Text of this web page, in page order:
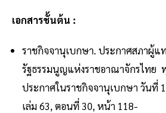
เอกสารชั้นต้น :
ราชกิจจานุเบกษา. ประกาศสภาผู้แ
รัฐธรรมนูญแห่งราชอาณาจักรไทย
ประกาศในราชกิจจานุเบกษา วันที่
เล่ม 63, ตอนที่ 30, หน้า 118-